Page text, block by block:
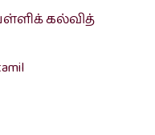
கல்வித்